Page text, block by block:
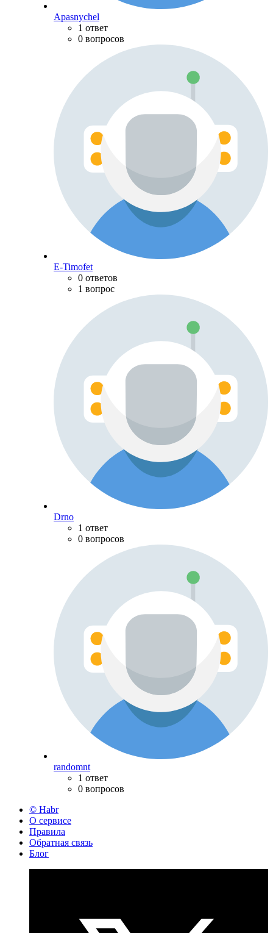
Apasnychel
1 ответ
0 вопросов
E-Timofet
0 ответов
1 вопрос
Drno
1 ответ
0 вопросов
randomnt
1 ответ
0 вопросов
© Habr
О сервисе
Правила
Обратная связь
Блог